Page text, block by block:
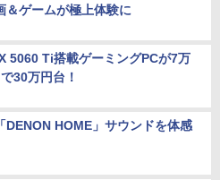
＆ゲームが極上体験に
5060 Ti搭載ゲーミングPCが7万
30万円台！
DENON HOME」サウンドを体感